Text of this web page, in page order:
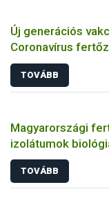
Új generációs
Coronavírus
TOVÁBB
Magyarországi
izolátumok
állatkísérletes és
TOVÁBB